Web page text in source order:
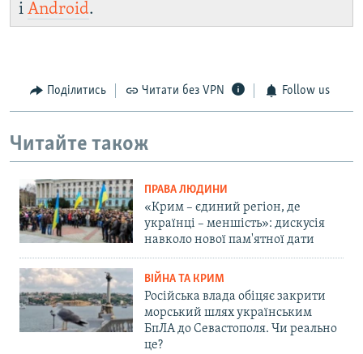
і Android.
Поділитись Читати без VPN Follow us
Читайте також
ПРАВА ЛЮДИНИ
«Крим – єдиний регіон, де
українці – меншість»: дискусія
навколо нової пам'ятної дати
ВІЙНА ТА КРИМ
Російська влада обіцяє закрити
морський шлях українським
БпЛА до Севастополя. Чи реально
це?